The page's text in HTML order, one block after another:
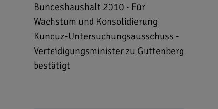
Bundeshaushalt 2010 - Für
Wachstum und Konsolidierung
Kunduz-Untersuchungsausschuss -
Verteidigungsminister zu Guttenberg
bestätigt